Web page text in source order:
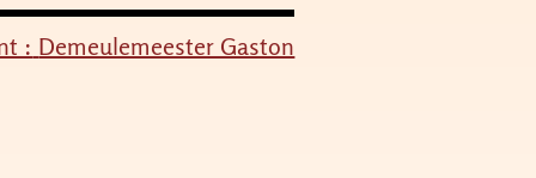
: Demeulemeester Gaston